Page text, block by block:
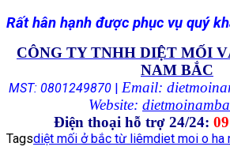
Rất hân hạnh được phục vụ quý
CÔNG TY TNHH DIỆT MỐI
NAM BẮC
MST: 0801249870| Email:
Website:
Điện thoại hỗ trợ 24/24:
Tagsdiệt mối ở bắc từ liêmdiet moi o ha